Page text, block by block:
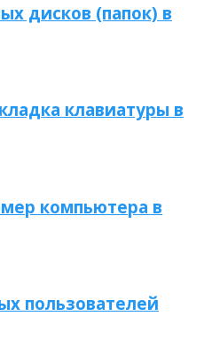
дисков (папок) в
клавиатуры в
компьютера в
пользователей